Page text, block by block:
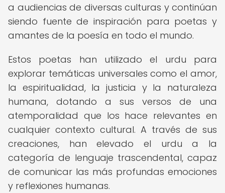
a audiencias de diversas culturas y continúan
siendo fuente de inspiración para poetas y
amantes de la poesía en todo el mundo.
Estos poetas han utilizado el urdu para
explorar temáticas universales como el amor,
la espiritualidad, la justicia y la naturaleza
humana, dotando a sus versos de una
atemporalidad que los hace relevantes en
cualquier contexto cultural. A través de sus
creaciones, han elevado el urdu a la
categoría de lenguaje trascendental, capaz
de comunicar las más profundas emociones
y reflexiones humanas.